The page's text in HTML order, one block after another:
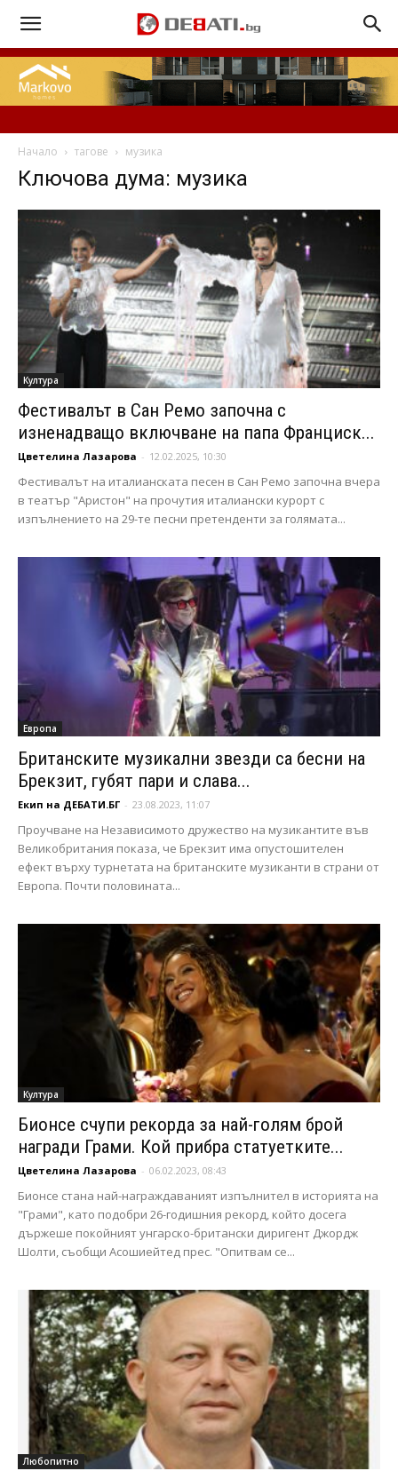
Начало тагове музика
Ключова дума: музика
Култура
Фестивалът в Сан Ремо започна с
изненадващо включване на папа Франциск...
Цветелина Лазарова - 12.02.2025, 10:30
Фестивалът на италианската песен в Сан Ремо започна вчера
в театър "Аристон" на прочутия италиански курорт с
изпълнението на 29-те песни претенденти за голямата...
Европа
Британските музикални звезди са бесни на
Брекзит, губят пари и слава...
Екип на ДЕБАТИ.БГ - 23.08.2023, 11:07
Проучване на Независимото дружество на музикантите във
Великобритания показа, че Брекзит има опустошителен
ефект върху турнетата на британските музиканти в страни от
Европа. Почти половината...
Култура
Бионсе счупи рекорда за най-голям брой
награди Грами. Кой прибра статуетките...
Цветелина Лазарова - 06.02.2023, 08:43
Бионсе стана най-награждаваният изпълнител в историята на
"Грами", като подобри 26-годишния рекорд, който досега
държеше покойният унгарско-британски диригент Джордж
Шолти, съобщи Асошиейтед прес. "Опитвам се...
Любопитно